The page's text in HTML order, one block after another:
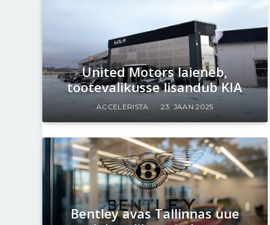
United Motors laieneb,
tootevalikusse lisandub KIA
ACCELERISTA 23. JAAN 2025
Bentley avas Tallinnas uue